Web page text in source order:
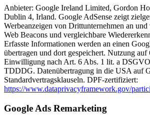
Anbieter: Google Ireland Limited, Gordon
Dublin 4, Irland. Google AdSense zeigt
Werbeanzeigen von Drittunternehmen an
Web Beacons und vergleichbare
Erfasste Informationen werden an einen
übertragen und dort gespeichert. Nutzung
Einwilligung nach Art. 6 Abs. 1 lit. a
TDDDG. Datenübertragung in die USA auf
Standardvertragsklauseln. DPF-zertifiziert:
https://www.dataprivacyframework.gov/
Google Ads Remarketing